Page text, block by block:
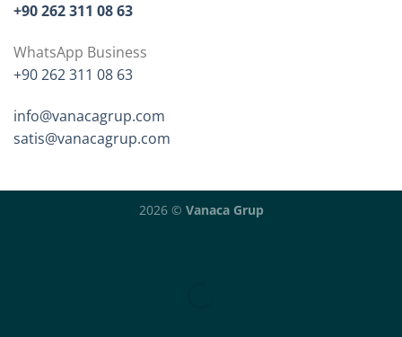
+90 262 311 08 63
WhatsApp Business
+90 262 311 08 63
info@vanacagrup.com
satis@vanacagrup.com
2026 © Vanaca Grup